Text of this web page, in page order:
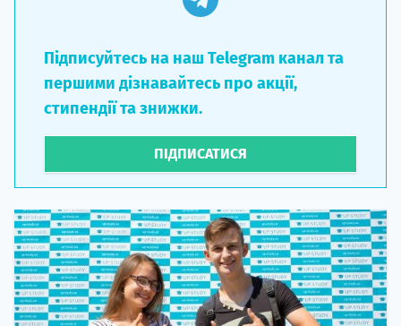
Підписуйтесь на наш Telegram канал та
першими дізнавайтесь про акції,
стипендії та знижки.
ПІДПИСАТИСЯ